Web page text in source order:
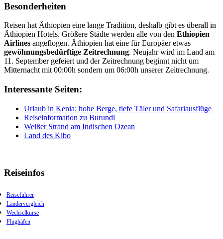
Besonderheiten
Reisen hat Äthiopien eine lange Tradition, deshalb gibt es überall in
Äthiopien Hotels. Größere Städte werden alle von den Ethiopien
Airlines angeflogen. Äthiopien hat eine für Europäer etwas
gewöhnungsbedürftige Zeitrechnung. Neujahr wird im Land am
11. September gefeiert und der Zeitrechnung beginnt nicht um
Mitternacht mit 00:00h sondern um 06:00h unserer Zeitrechnung.
Interessante Seiten:
Urlaub in Kenia: hohe Berge, tiefe Täler und Safariausflüge
Reiseinformation zu Burundi
Weißer Strand am Indischen Ozean
Land des Kibo
Reiseinfos
Reiseführer
Ländervergleich
Wechselkurse
Flughäfen